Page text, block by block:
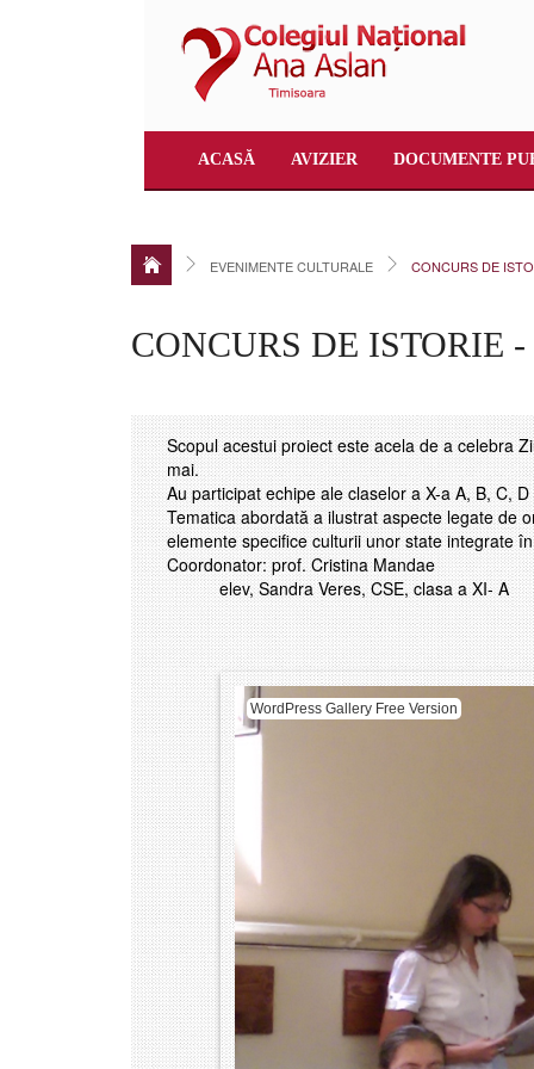
ACASĂ AVIZIER DOCUMENTE
EVENIMENTE CULTURALE CONCURS DE
CONCURS DE ISTORIE -
Scopul acestui proiect este acela de a celebra
mai.
Au participat echipe ale claselor a X-a A, B, C,
Tematica abordată a ilustrat aspecte legate de
elemente specifice culturii unor state integrate
Coordonator: prof. Cristina Mandae
elev, Sandra Veres, CSE, clasa a XI- A
WordPress Gallery Free Version